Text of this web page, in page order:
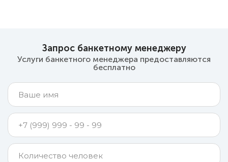
Запрос банкетному менеджеру
Услуги банкетного менеджера предоставляются
бесплатно